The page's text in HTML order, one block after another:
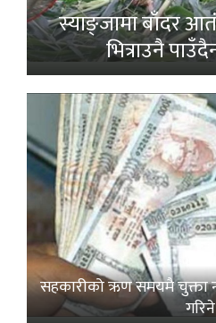
स्याङ्जामा बाँदर
भित्राउनै
सहकारीको ऋण समयमै चुक्ता
गरिने